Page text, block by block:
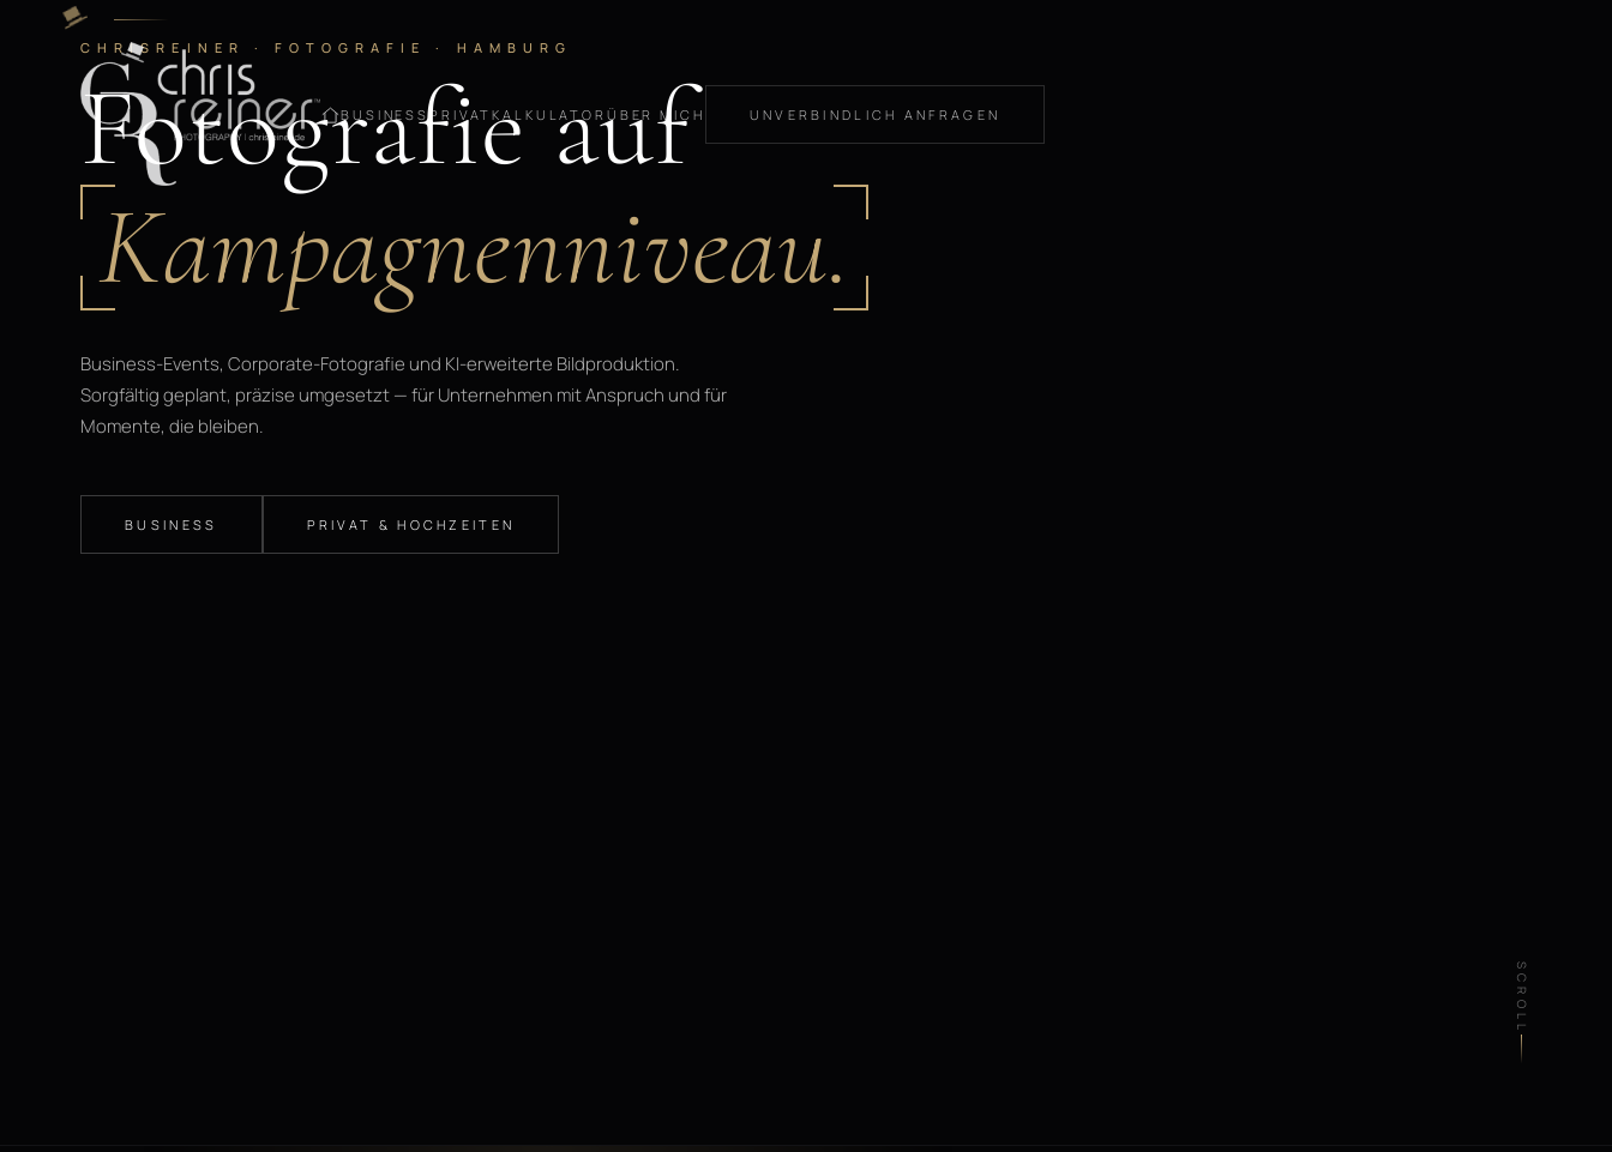
BUSINESSPRIVATKALKULATOR ÜBER MICH UNVERBINDLICH ANFRAGEN
CHRISREINER · FOTOGRAFIE · HAMBURG
Fotografie auf
Kampagnenniveau.
Business-Events, Corporate-Fotografie und KI-erweiterte Bildproduktion.
Sorgfältig geplant, präzise umgesetzt — für Unternehmen mit Anspruch und für
Momente, die bleiben.
BUSINESS PRIVAT & HOCHZEITEN
SCROLL